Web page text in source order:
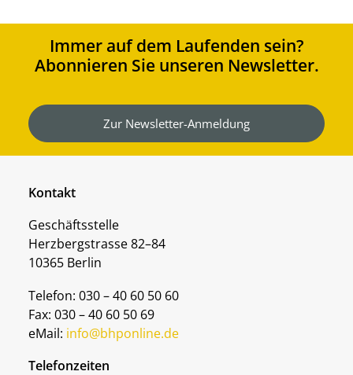
Immer auf dem Laufenden sein?
Abonnieren Sie unseren Newsletter.
Zur Newsletter-Anmeldung
Kontakt
Geschäftsstelle
Herzbergstrasse 82–84
10365 Berlin
Telefon: 030 – 40 60 50 60
Fax: 030 – 40 60 50 69
eMail: info@bhponline.de
Telefonzeiten